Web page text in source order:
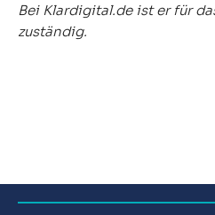
Bei Klardigital.de ist er für
zuständig.